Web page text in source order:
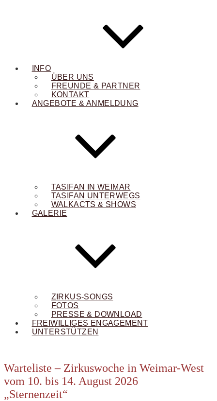
INFO
ÜBER UNS
FREUNDE & PARTNER
KONTAKT
ANGEBOTE & ANMELDUNG
TASIFAN IN WEIMAR
TASIFAN UNTERWEGS
WALKACTS & SHOWS
GALERIE
ZIRKUS-SONGS
FOTOS
PRESSE & DOWNLOAD
FREIWILLIGES ENGAGEMENT
UNTERSTÜTZEN
Warteliste – Zirkuswoche in Weimar-West
vom 10. bis 14. August 2026
„Sternenzeit“